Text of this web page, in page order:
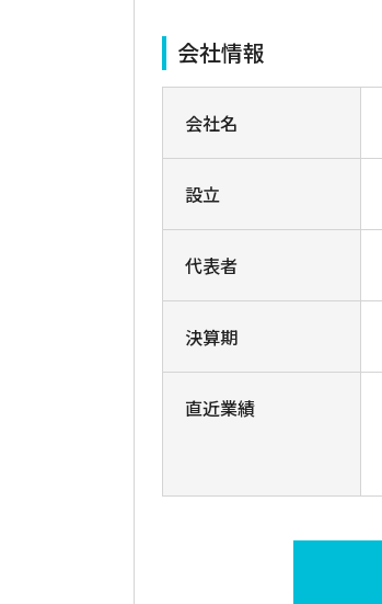
会社情報
会社名
設立
代表者
決算期
直近業績